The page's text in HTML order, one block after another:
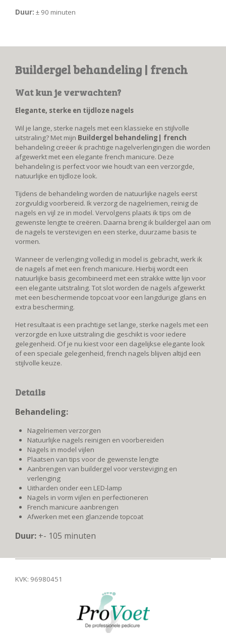
Duur: ± 90 minuten
Buildergel behandeling | french
Wat kun je verwachten?
Elegante, sterke en tijdloze nagels
Wil je lange, sterke nagels met een klassieke en stijlvolle
uitstraling? Met mijn Buildergel behandeling| french
behandeling creëer ik prachtige nagelverlengingen die worden
afgewerkt met een elegante french manicure. Deze
behandeling is perfect voor wie houdt van een verzorgde,
natuurlijke en tijdloze look.
Tijdens de behandeling worden de natuurlijke nagels eerst
zorgvuldig voorbereid. Ik verzorg de nagelriemen, reinig de
nagels en vijl ze in model. Vervolgens plaats ik tips om de
gewenste lengte te creëren. Daarna breng ik buildergel aan om
de nagels te verstevigen en een sterke, duurzame basis te
vormen.
Wanneer de verlenging volledig in model is gebracht, werk ik
de nagels af met een french manicure. Hierbij wordt een
natuurlijke basis gecombineerd met een strakke witte lijn voor
een elegante uitstraling. Tot slot worden de nagels afgewerkt
met een beschermende topcoat voor een langdurige glans en
extra bescherming.
Het resultaat is een prachtige set lange, sterke nagels met een
verzorgde en luxe uitstraling die geschikt is voor iedere
gelegenheid. Of je nu kiest voor een dagelijkse elegante look
of een speciale gelegenheid, french nagels blijven altijd een
stijlvolle keuze.
Details
Behandeling:
Nagelriemen verzorgen
Natuurlijke nagels reinigen en voorbereiden
Nagels in model vijlen
Plaatsen van tips voor de gewenste lengte
Aanbrengen van buildergel voor versteviging en
verlenging
Uitharden onder een LED-lamp
Nagels in vorm vijlen en perfectioneren
French manicure aanbrengen
Afwerken met een glanzende topcoat
Duur: +- 105 minuten
KVK: 96980451